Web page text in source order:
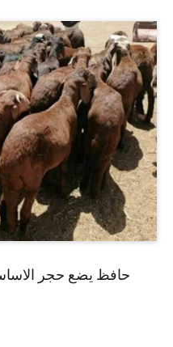
حافظ يضع حجر